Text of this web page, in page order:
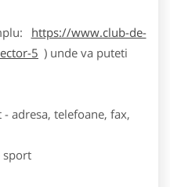
https://www.club-de-
5 ) unde va puteti
telefoane, fax,